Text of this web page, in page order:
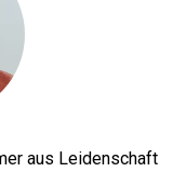
aus Leidenschaft